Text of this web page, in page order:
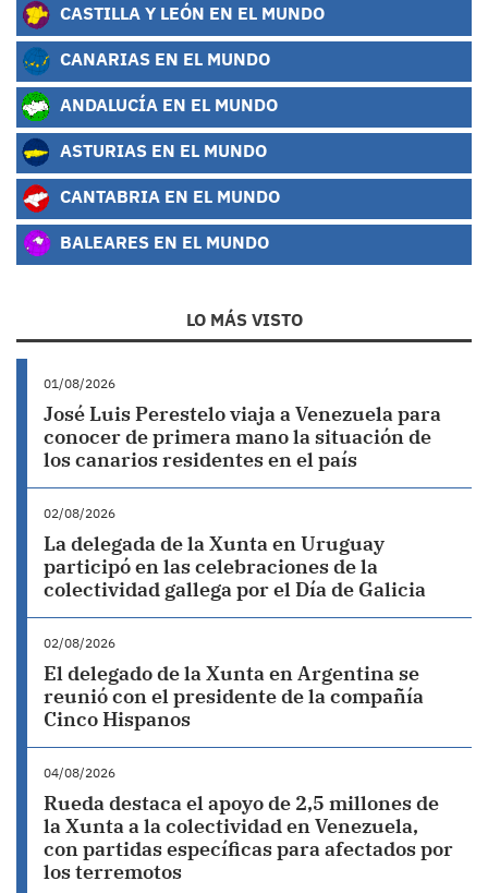
CASTILLA Y LEÓN EN EL MUNDO
CANARIAS EN EL MUNDO
ANDALUCÍA EN EL MUNDO
ASTURIAS EN EL MUNDO
CANTABRIA EN EL MUNDO
BALEARES EN EL MUNDO
LO MÁS VISTO
01/08/2026
José Luis Perestelo viaja a Venezuela para
conocer de primera mano la situación de
los canarios residentes en el país
02/08/2026
La delegada de la Xunta en Uruguay
participó en las celebraciones de la
colectividad gallega por el Día de Galicia
02/08/2026
El delegado de la Xunta en Argentina se
reunió con el presidente de la compañía
Cinco Hispanos
04/08/2026
Rueda destaca el apoyo de 2,5 millones de
la Xunta a la colectividad en Venezuela,
con partidas específicas para afectados por
los terremotos